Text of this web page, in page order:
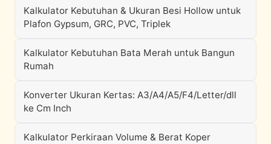
Kalkulator Kebutuhan & Ukuran Besi Hollow untuk
Plafon Gypsum, GRC, PVC, Triplek
Kalkulator Kebutuhan Bata Merah untuk Bangun
Rumah
Konverter Ukuran Kertas: A3/A4/A5/F4/Letter/dll
ke Cm Inch
Kalkulator Perkiraan Volume & Berat Koper